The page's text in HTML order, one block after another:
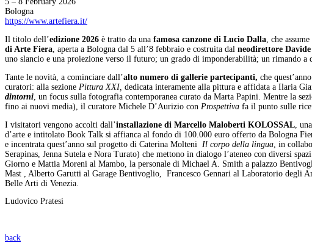
Bologna
https://www.artefiera.it/
Il titolo dell’edizione 2026 è tratto da una famosa canzone di Lucio Dalla, che
di Arte Fiera, aperta a Bologna dal 5 all’8 febbraio e costruita dal neodirettore
uno slancio e una proiezione verso il futuro; un grado di imponderabilità; un rimando
Tante le novità, a cominciare dall’alto numero di gallerie partecipanti, che
curatori: alla sezione Pittura XXI, dedicata interamente alla pittura e affidata a Ilaria
dintorni , un focus sulla fotografia contemporanea curato da Marta Papini. Mentre la
fino ai nuovi media), il curatore Michele D’Aurizio con Prospettiva fa il punto sulle
I visitatori vengono accolti dall’installazione di Marcello Maloberti KOLOSSAL ,
d’arte e intitolato Book Talk si affianca al fondo di 100.000 euro offerto da Bologna
e incentrata quest’anno sul progetto di Caterina Molteni Il corpo della lingua , in
Serapinas, Jenna Sutela e Nora Turato) che mettono in dialogo l’ateneo con diversi
Giorno e Mattia Moreni al Mambo, la personale di Michael A. Smith a palazzo
Mast , Alberto Garutti al Garage Bentivoglio, Francesco Gennari al Laboratorio degli
Belle Arti di Venezia.
Ludovico Pratesi
back